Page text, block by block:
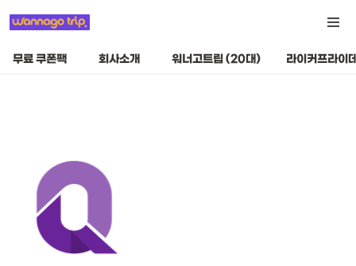
무료 쿠폰팩 회사소개 워너고트립 (20대) 라이커프라이